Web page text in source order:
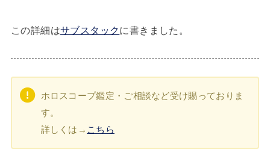
この詳細はサブスタックに書きました。
ホロスコープ鑑定・ご相談など受け賜っておりま
す。
詳しくは→ こちら